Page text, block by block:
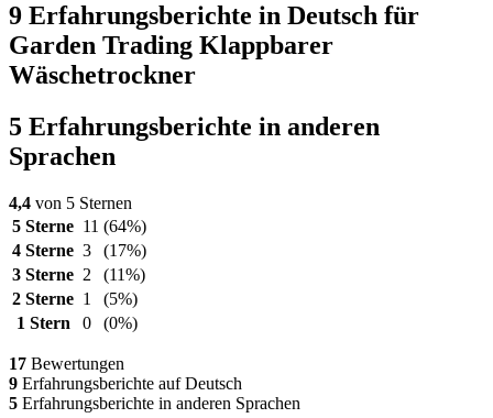
9 Erfahrungsberichte in Deutsch für
Garden Trading Klappbarer
Wäschetrockner
5 Erfahrungsberichte in anderen
Sprachen
4,4 von 5 Sternen
5 Sterne 11 (64%)
4 Sterne 3
(17%)
3 Sterne 2
(11%)
2 Sterne 1
(5%)
1 Stern
0 (0%)
17 Bewertungen
9 Erfahrungsberichte auf Deutsch
5 Erfahrungsberichte in anderen Sprachen